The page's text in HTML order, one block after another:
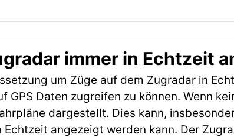
immer in Echtzeit
um Züge auf dem Zugradar in
Daten zugreifen zu können. Wenn
dargestellt. Dies kann,
angezeigt werden kann. Der